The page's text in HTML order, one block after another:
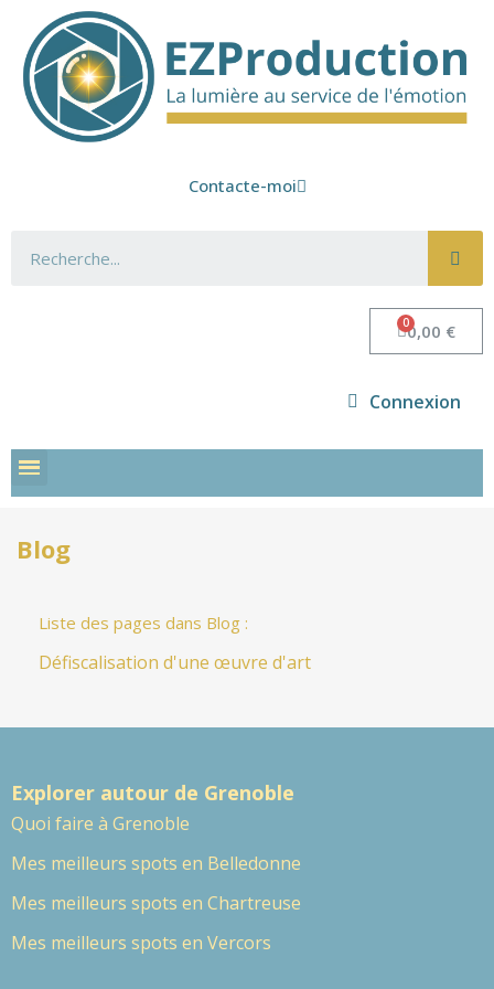
Contacte-moi
0,00 €
Connexion
Blog
Liste des pages dans Blog :
Défiscalisation d'une œuvre d'art
Explorer autour de Grenoble
Quoi faire à Grenoble
Mes meilleurs spots en Belledonne
Mes meilleurs spots en Chartreuse
Mes meilleurs spots en Vercors